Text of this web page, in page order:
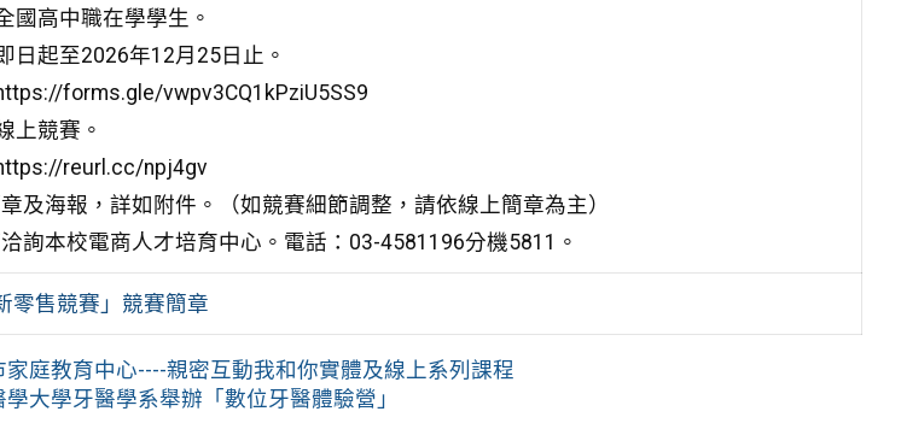
國高中職在學學生。
日起至2026年12月25日止。
forms.gle/vwpv3CQ1kPziU5SS9
上競賽。
reurl.cc/npj4gv
及海報，詳如附件。（如競賽細節調整，請依線上簡章為主）
詢本校電商人才培育中心。電話：03-4581196分機5811。
零售競賽」競賽簡章
家庭教育中心----親密互動我和你實體及線上系列課程
學大學牙醫學系舉辦「數位牙醫體驗營」